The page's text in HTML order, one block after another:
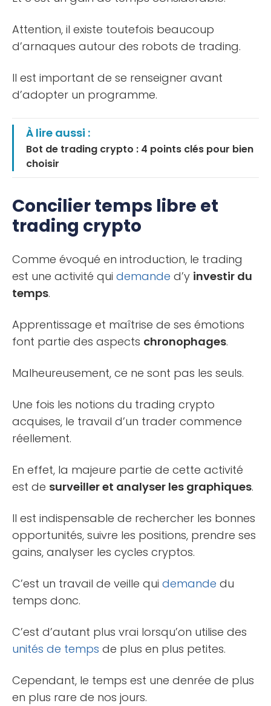
Attention, il existe toutefois beaucoup
d’arnaques autour des robots de trading.
Il est important de se renseigner avant
d’adopter un programme.
À lire aussi :
Bot de trading crypto : 4 points clés pour bien
choisir
Concilier temps libre et
trading crypto
Comme évoqué en introduction, le trading
est une activité qui demande d’y investir du
temps.
Apprentissage et maîtrise de ses émotions
font partie des aspects chronophages.
Malheureusement, ce ne sont pas les seuls.
Une fois les notions du trading crypto
acquises, le travail d’un trader commence
réellement.
En effet, la majeure partie de cette activité
est de surveiller et analyser les graphiques.
Il est indispensable de rechercher les bonnes
opportunités, suivre les positions, prendre ses
gains, analyser les cycles cryptos.
C’est un travail de veille qui demande du
temps donc.
C’est d’autant plus vrai lorsqu’on utilise des
unités de temps de plus en plus petites.
Cependant, le temps est une denrée de plus
en plus rare de nos jours.